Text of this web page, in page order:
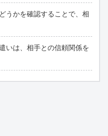
うかを確認することで、相
いは、相手との信頼関係を